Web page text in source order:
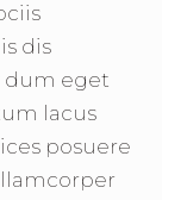
dis
dum eget
lacus
posuere